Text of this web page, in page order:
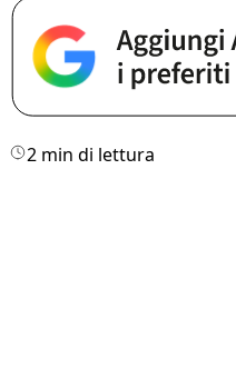
2 min di lettura